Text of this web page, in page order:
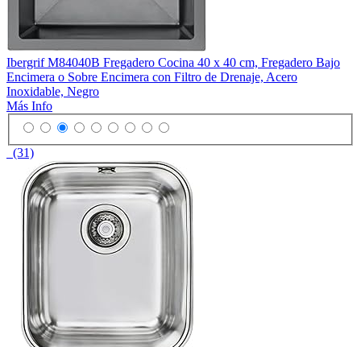
Ibergrif M84040B Fregadero Cocina 40 x 40 cm, Fregadero Bajo
Encimera o Sobre Encimera con Filtro de Drenaje, Acero
Inoxidable, Negro
Más Info
(31)